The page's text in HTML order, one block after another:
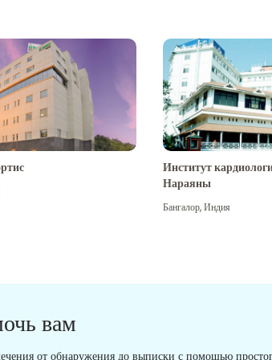
Институт
Нараяны
Бангалор,Индия
вам
от обнаружения до выписки с помощью